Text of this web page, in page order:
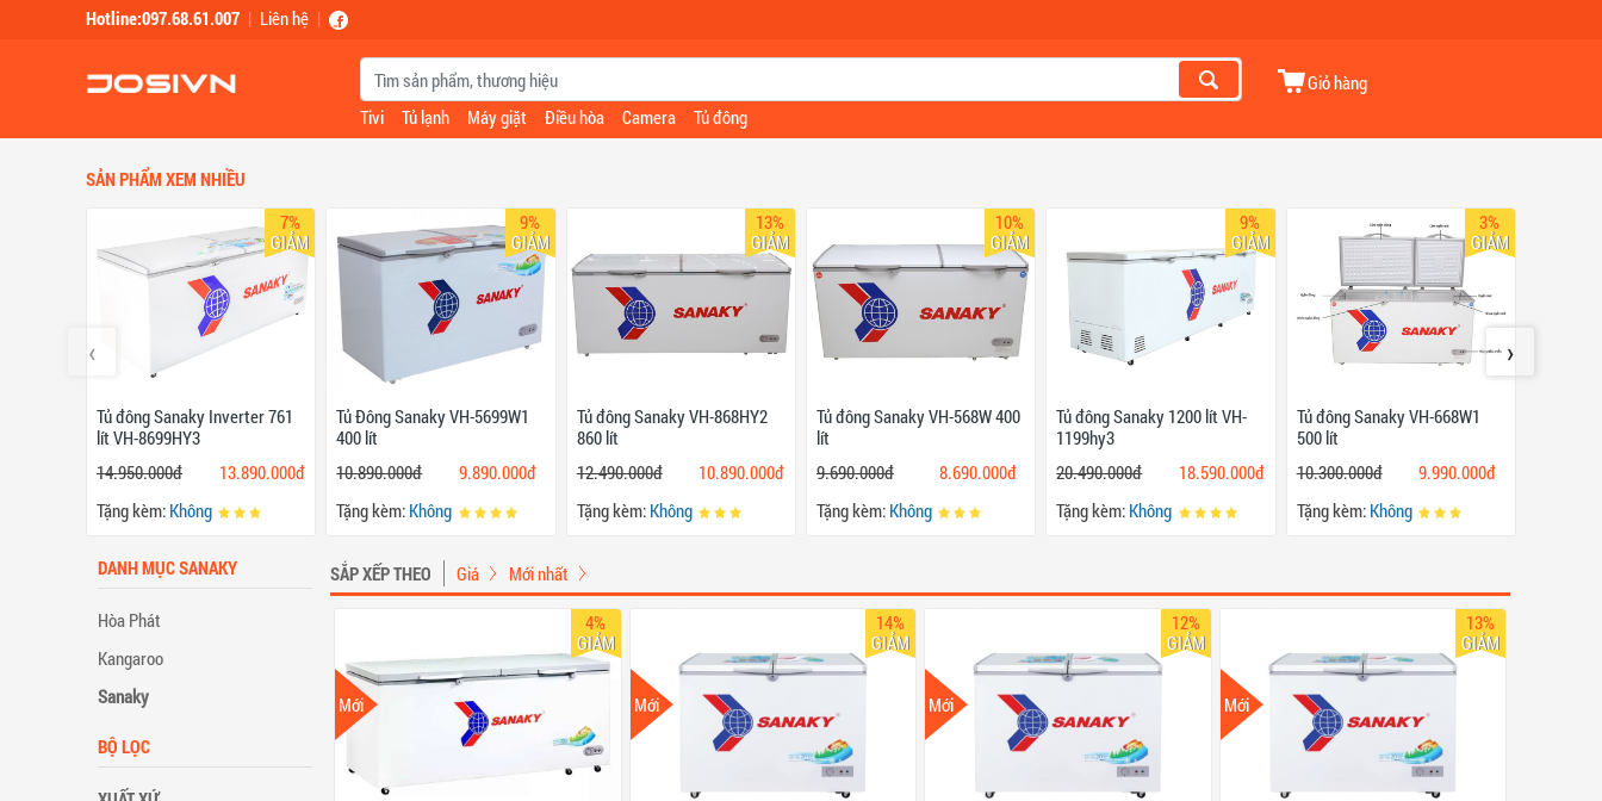
Skip to main contentHotline:097.68.61.007 | Liên hệ |
Tivi Tủ lạnh Máy giặt Điều hòa Camera Tủ đông
Giỏ hàng
SẢN PHẨM XEM NHIỀU
Tủ đông Sanaky Inverter 761
lít VH-8699HY3
14.950.000đ
13.890.000đ
Tặng kèm: Không
7%
GIẢM
Tủ Đông Sanaky VH-5699W1
400 lít
10.890.000đ
9.890.000đ
Tặng kèm: Không
9%
GIẢM
Tủ đông Sanaky VH-868HY2
860 lít
12.490.000đ
10.890.000đ
Tặng kèm: Không
13%
GIẢM
Tủ đông Sanaky VH-568W 400
lít
9.690.000đ
8.690.000đ
Tặng kèm: Không
10%
GIẢM
Tủ đông Sanaky 1200 lít VH-
1199hy3
20.490.000đ
18.590.000đ
Tặng kèm: Không
9%
GIẢM
Tủ đông Sanaky VH-668W1
500 lít
10.300.000đ
9.990.000đ
Tặng kèm: Không
3%
GIẢM
‹ ›
DANH MỤC SANAKY
Hòa Phát
Kangaroo
Sanaky
BỘ LỌC
SẮP XẾP THEO Giá Mới nhất
Mới
4%
GIẢM
Mới
14%
GIẢM
Mới
12%
GIẢM
Mới
13%
GIẢM